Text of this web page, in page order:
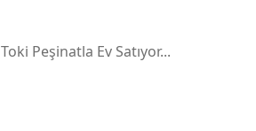
Toki̇ Peşinatla Ev Satıyor...